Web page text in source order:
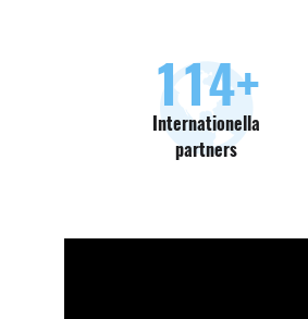
130+
Internationella
partners